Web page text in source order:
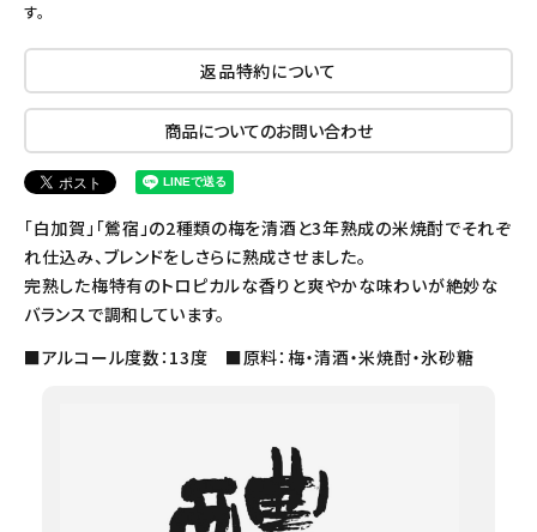
す。
返品特約について
商品についてのお問い合わせ
「白加賀」「鶯宿」の2種類の梅を清酒と3年熟成の米焼酎でそれぞ
れ仕込み、ブレンドをしさらに熟成させました。
完熟した梅特有のトロピカルな香りと爽やかな味わいが絶妙な
バランスで調和しています。
■アルコール度数：13度 ■原料：梅・清酒・米焼酎・氷砂糖